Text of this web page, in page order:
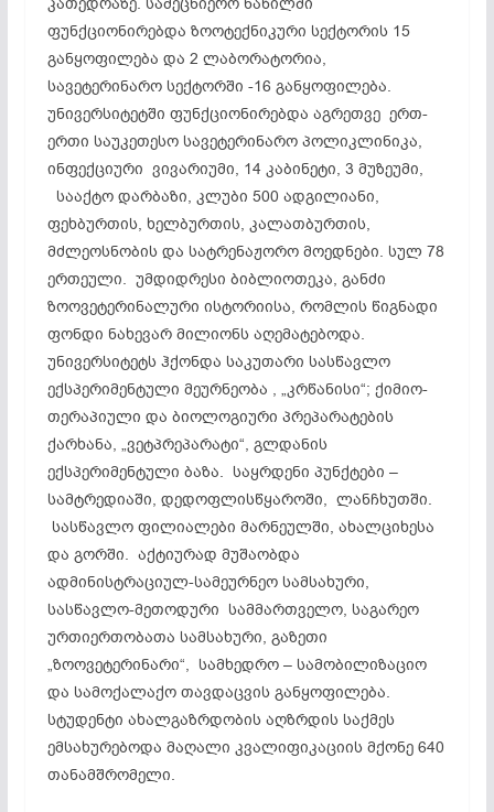
ფუნქციონირებდა ზოოტექნიკური სექტორის 15
განყოფილება და 2 ლაბორატორია,
სავეტერინარო სექტორში -16 განყოფილება.
უნივერსიტეტში ფუნქციონირებდა აგრეთვე ერთ-
ერთი საუკეთესო სავეტერინარო პოლიკლინიკა,
ინფექციური ვივარიუმი, 14 კაბინეტი, 3 მუზეუმი,
სააქტო დარბაზი, კლუბი 500 ადგილიანი,
ფეხბურთის, ხელბურთის, კალათბურთის,
მძლეოსნობის და სატრენაჟორო მოედნები. სულ 78
ერთეული. უმდიდრესი ბიბლიოთეკა, განძი
ზოოვეტერინალური ისტორიისა, რომლის წიგნადი
ფონდი ნახევარ მილიონს აღემატებოდა.
უნივერსიტეტს ჰქონდა საკუთარი სასწავლო
ექსპერიმენტული მეურნეობა , „კრწანისი“; ქიმიო-
თერაპიული და ბიოლოგიური პრეპარატების
ქარხანა, „ვეტპრეპარატი“, გლდანის
ექსპერიმენტული ბაზა. საყრდენი პუნქტები –
სამტრედიაში, დედოფლისწყაროში, ლანჩხუთში.
სასწავლო ფილიალები მარნეულში, ახალციხესა
და გორში. აქტიურად მუშაობდა
ადმინისტრაციულ-სამეურნეო სამსახური,
სასწავლო-მეთოდური სამმართველო, საგარეო
ურთიერთობათა სამსახური, გაზეთი
„ზოოვეტერინარი“, სამხედრო – სამობილიზაციო
და სამოქალაქო თავდაცვის განყოფილება.
სტუდენტი ახალგაზრდობის აღზრდის საქმეს
ემსახურებოდა მაღალი კვალიფიკაციის მქონე 640
თანამშრომელი.